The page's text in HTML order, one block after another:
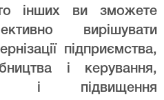
інших ви зможете
вирішувати
підприємства,
і керування,
і підвищення